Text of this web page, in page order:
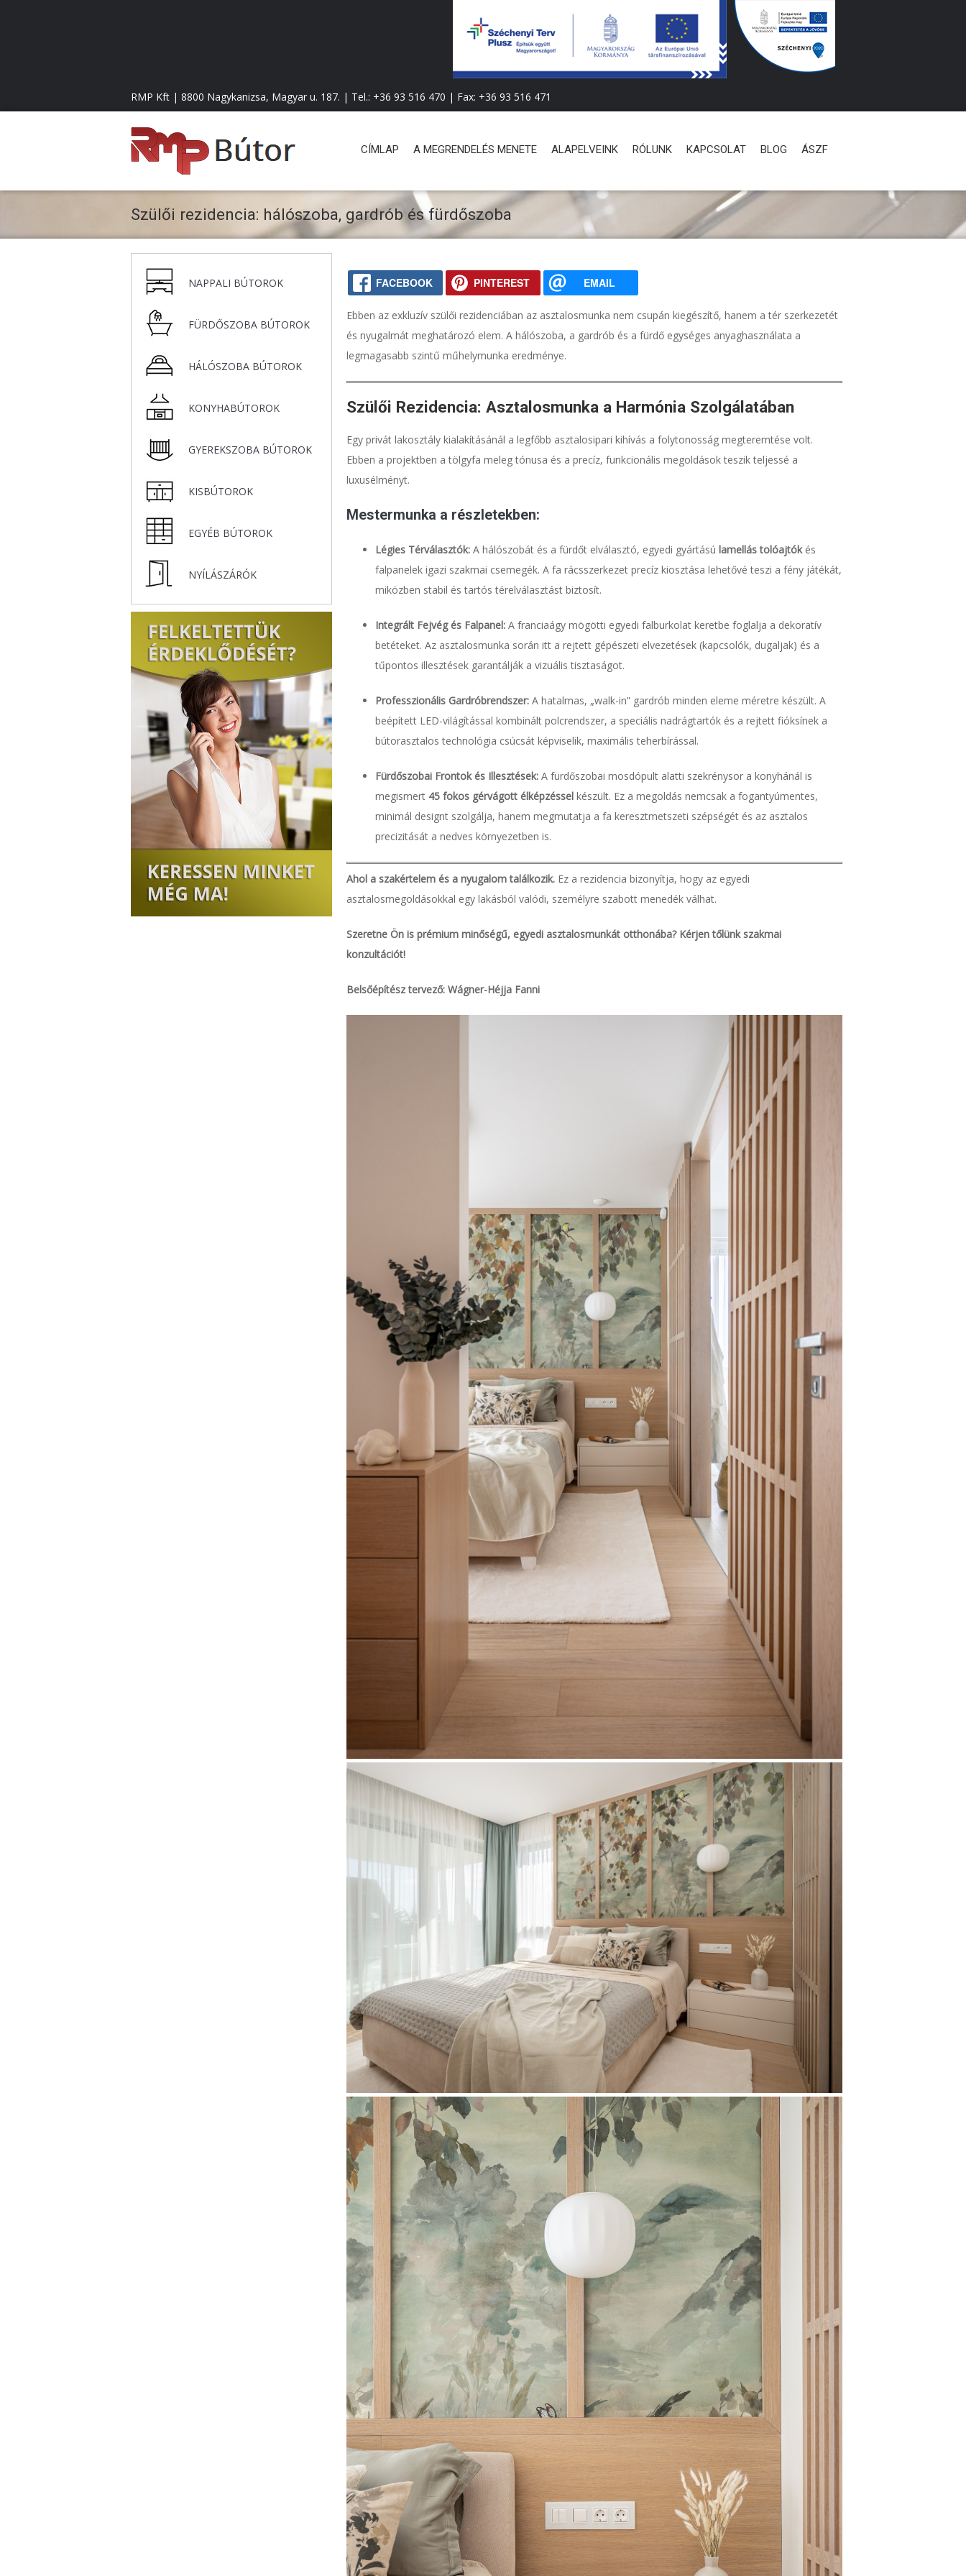
RMP Kft | 8800 Nagykanizsa, Magyar u. 187. | Tel.: +36 93 516 470 | Fax: +36 93 516 471
B
ú
t
o
F
m
e
n
ü
CÍMLAP A MEGRENDELÉS MENETE ALAPELVEINK RÓLUNK KAPCSOLAT BLOG ÁSZF
Szülői rezidencia: hálószoba, gardrób és fürdőszoba
FACEBOOK PINTEREST EMAIL
Ebben az exkluzív szülői rezidenciában az asztalosmunka nem csupán kiegészítő, hanem a tér szerkezetét
és nyugalmát meghatározó elem. A hálószoba, a gardrób és a fürdő egységes anyaghasználata a
legmagasabb szintű műhelymunka eredménye.
Szülői Rezidencia: Asztalosmunka a Harmónia Szolgálatában
Egy privát lakosztály kialakításánál a legfőbb asztalosipari kihívás a folytonosság megteremtése volt.
Ebben a projektben a tölgyfa meleg tónusa és a precíz, funkcionális megoldások teszik teljessé a
luxusélményt.
Mestermunka a részletekben:
Légies Térválasztók: A hálószobát és a fürdőt elválasztó, egyedi gyártású lamellás tolóajtókés
falpanelek igazi szakmai csemegék. A fa rácsszerkezet precíz kiosztása lehetővé teszi a fény játékát,
miközben stabil és tartós térelválasztást biztosít.
Integrált Fejvég és Falpanel: A franciaágy mögötti egyedi falburkolat keretbe foglalja a dekoratív
betéteket. Az asztalosmunka során itt a rejtett gépészeti elvezetések (kapcsolók, dugaljak) és a
tűpontos illesztések garantálják a vizuális tisztaságot.
Professzionális Gardróbrendszer: A hatalmas, „walk-in” gardrób minden eleme méretre készült. A
beépített LED-világítással kombinált polcrendszer, a speciális nadrágtartók és a rejtett fióksínek a
bútorasztalos technológia csúcsát képviselik, maximális teherbírással.
Fürdőszobai Frontok és Illesztések: A fürdőszobai mosdópult alatti szekrénysor a konyhánál is
megismert 45 fokos gérvágott élképzéssel készült. Ez a megoldás nemcsak a fogantyúmentes,
minimál designt szolgálja, hanem megmutatja a fa keresztmetszeti szépségét és az asztalos
precizitását a nedves környezetben is.
Ahol a szakértelem és a nyugalom találkozik. Ez a rezidencia bizonyítja, hogy az egyedi
asztalosmegoldásokkal egy lakásból valódi, személyre szabott menedék válhat.
Szeretne Ön is prémium minőségű, egyedi asztalosmunkát otthonába? Kérjen tőlünk szakmai
konzultációt!
Belsőépítész tervező: Wágner-Héjja Fanni
NAPPALI BÚTOROK
FÜRDŐSZOBA BÚTOROK
HÁLÓSZOBA BÚTOROK
KONYHABÚTOROK
GYEREKSZOBA BÚTOROK
KISBÚTOROK
EGYÉB BÚTOROK
NYÍLÁSZÁRÓK